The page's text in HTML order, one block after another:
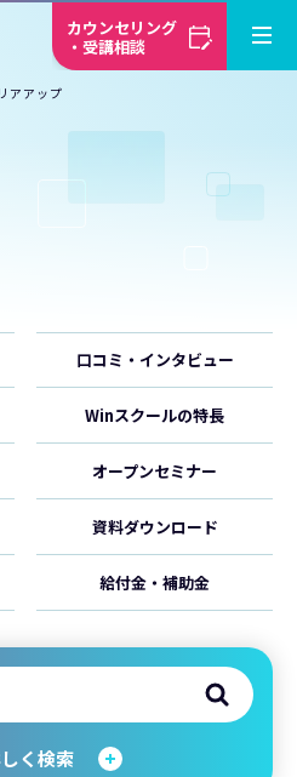
カウンセリング
・受講相談
アアップ
口コミ・インタビュー
Winスクールの特長
オープンセミナー
資料ダウンロード
給付金・補助金
く検索